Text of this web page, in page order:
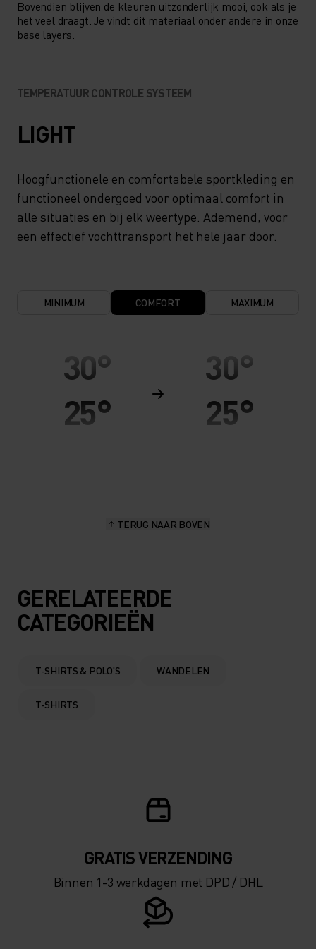
Bovendien blijven de kleuren uitzonderlijk mooi, ook als je
het veel draagt. Je vindt dit materiaal onder andere in onze
base layers.
TEMPERATUUR CONTROLE SYSTEEM
LIGHT
Hoogfunctionele en comfortabele sportkleding en
functioneel ondergoed voor optimaal comfort in
alle situaties en bij elk weertype. Ademend, voor
een effectief vochttransport het hele jaar door.
MINIMUM COMFORT MAXIMUM
30°
25°
5°
0°
-5°
-25°
30°
25°
-5°
-25°
TERUG NAAR BOVEN
GERELATEERDE
CATEGORIEËN
T-SHIRTS & POLO'S WANDELEN
T-SHIRTS
GRATIS VERZENDING​​​​​​​​​​​​​​
Binnen 1-3 werkdagen met DPD / DHL